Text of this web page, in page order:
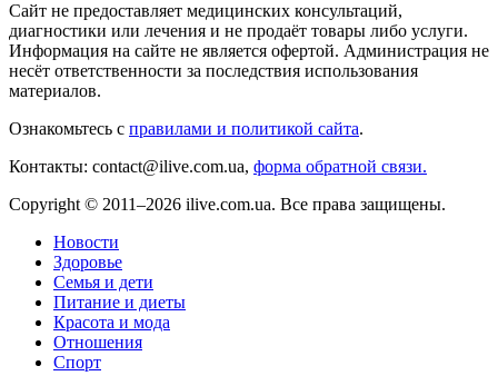
Сайт не предоставляет медицинских консультаций,
диагностики или лечения и не продаёт товары либо услуги.
Информация на сайте не является офертой. Администрация не
несёт ответственности за последствия использования
материалов.
Ознакомьтесь с правилами и политикой сайта.
Контакты: contact@ilive.com.ua, форма обратной связи.
Copyright © 2011–2026 ilive.com.ua. Все права защищены.
Новости
Здоровье
Семья и дети
Питание и диеты
Красота и мода
Отношения
Спорт